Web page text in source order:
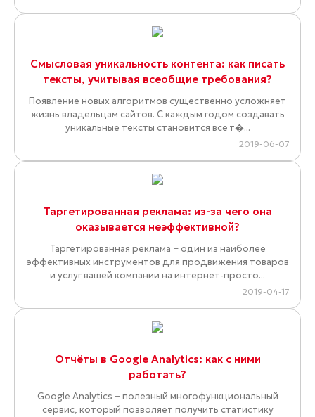
Смысловая уникальность контента: как писать
тексты, учитывая всеобщие требования?
Появление новых алгоритмов существенно усложняет
жизнь владельцам сайтов. С каждым годом создавать
уникальные тексты становится всё т�...
2019-06-07
Таргетированная реклама: из-за чего она
оказывается неэффективной?
Таргетированная реклама − один из наиболее
эффективных инструментов для продвижения товаров
и услуг вашей компании на интернет-просто...
2019-04-17
Отчёты в Google Analytics: как с ними
работать?
Google Analytics − полезный многофункциональный
сервис, который позволяет получить статистику